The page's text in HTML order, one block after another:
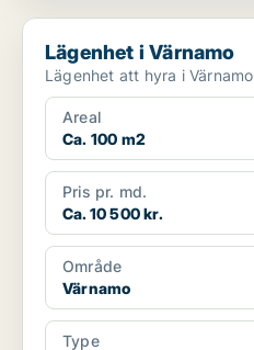
Lägenhet i Värnamo
Lägenhet i Värnamo
Lägenhet att hyra i Värnamo
Areal
Ca. 100 m2
Pris pr. md.
Ca. 10 500 kr.
Område
Värnamo
Type